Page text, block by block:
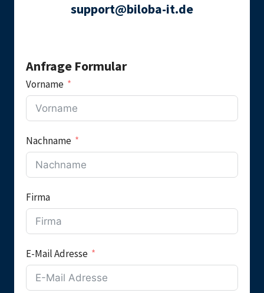
support@biloba-it.de
Anfrage Formular
Vorname
Nachname
Firma
E-Mail Adresse